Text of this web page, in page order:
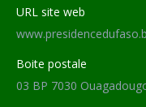
URL site web
Boite postale
03 BP 7030